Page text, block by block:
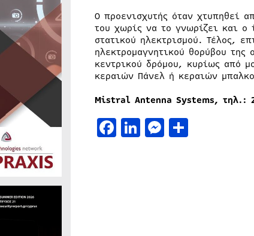
Ο προενισχυτής όταν χτυπηθεί
του χωρίς να το γνωρίζει και ο
στατικού ηλεκτρισμού. Τέλος,
ηλεκτρομαγνητικού θορύβου
κεντρικού δρόμου, κυρίως από
κεραιών Πάνελ ή κεραιών
Mistral Antenna Systems, τηλ.:
Facebook
LinkedIn
Messenger